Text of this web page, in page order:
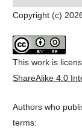
Copyright (c)
This work is
ShareAlike 4.0
Authors who
terms: